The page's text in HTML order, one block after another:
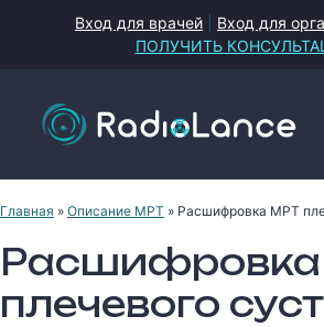
Вход для врачей Вход для
ПОЛУЧИТЬ
Главная » Описание МРТ » Расшифровка МРТ
плечевого